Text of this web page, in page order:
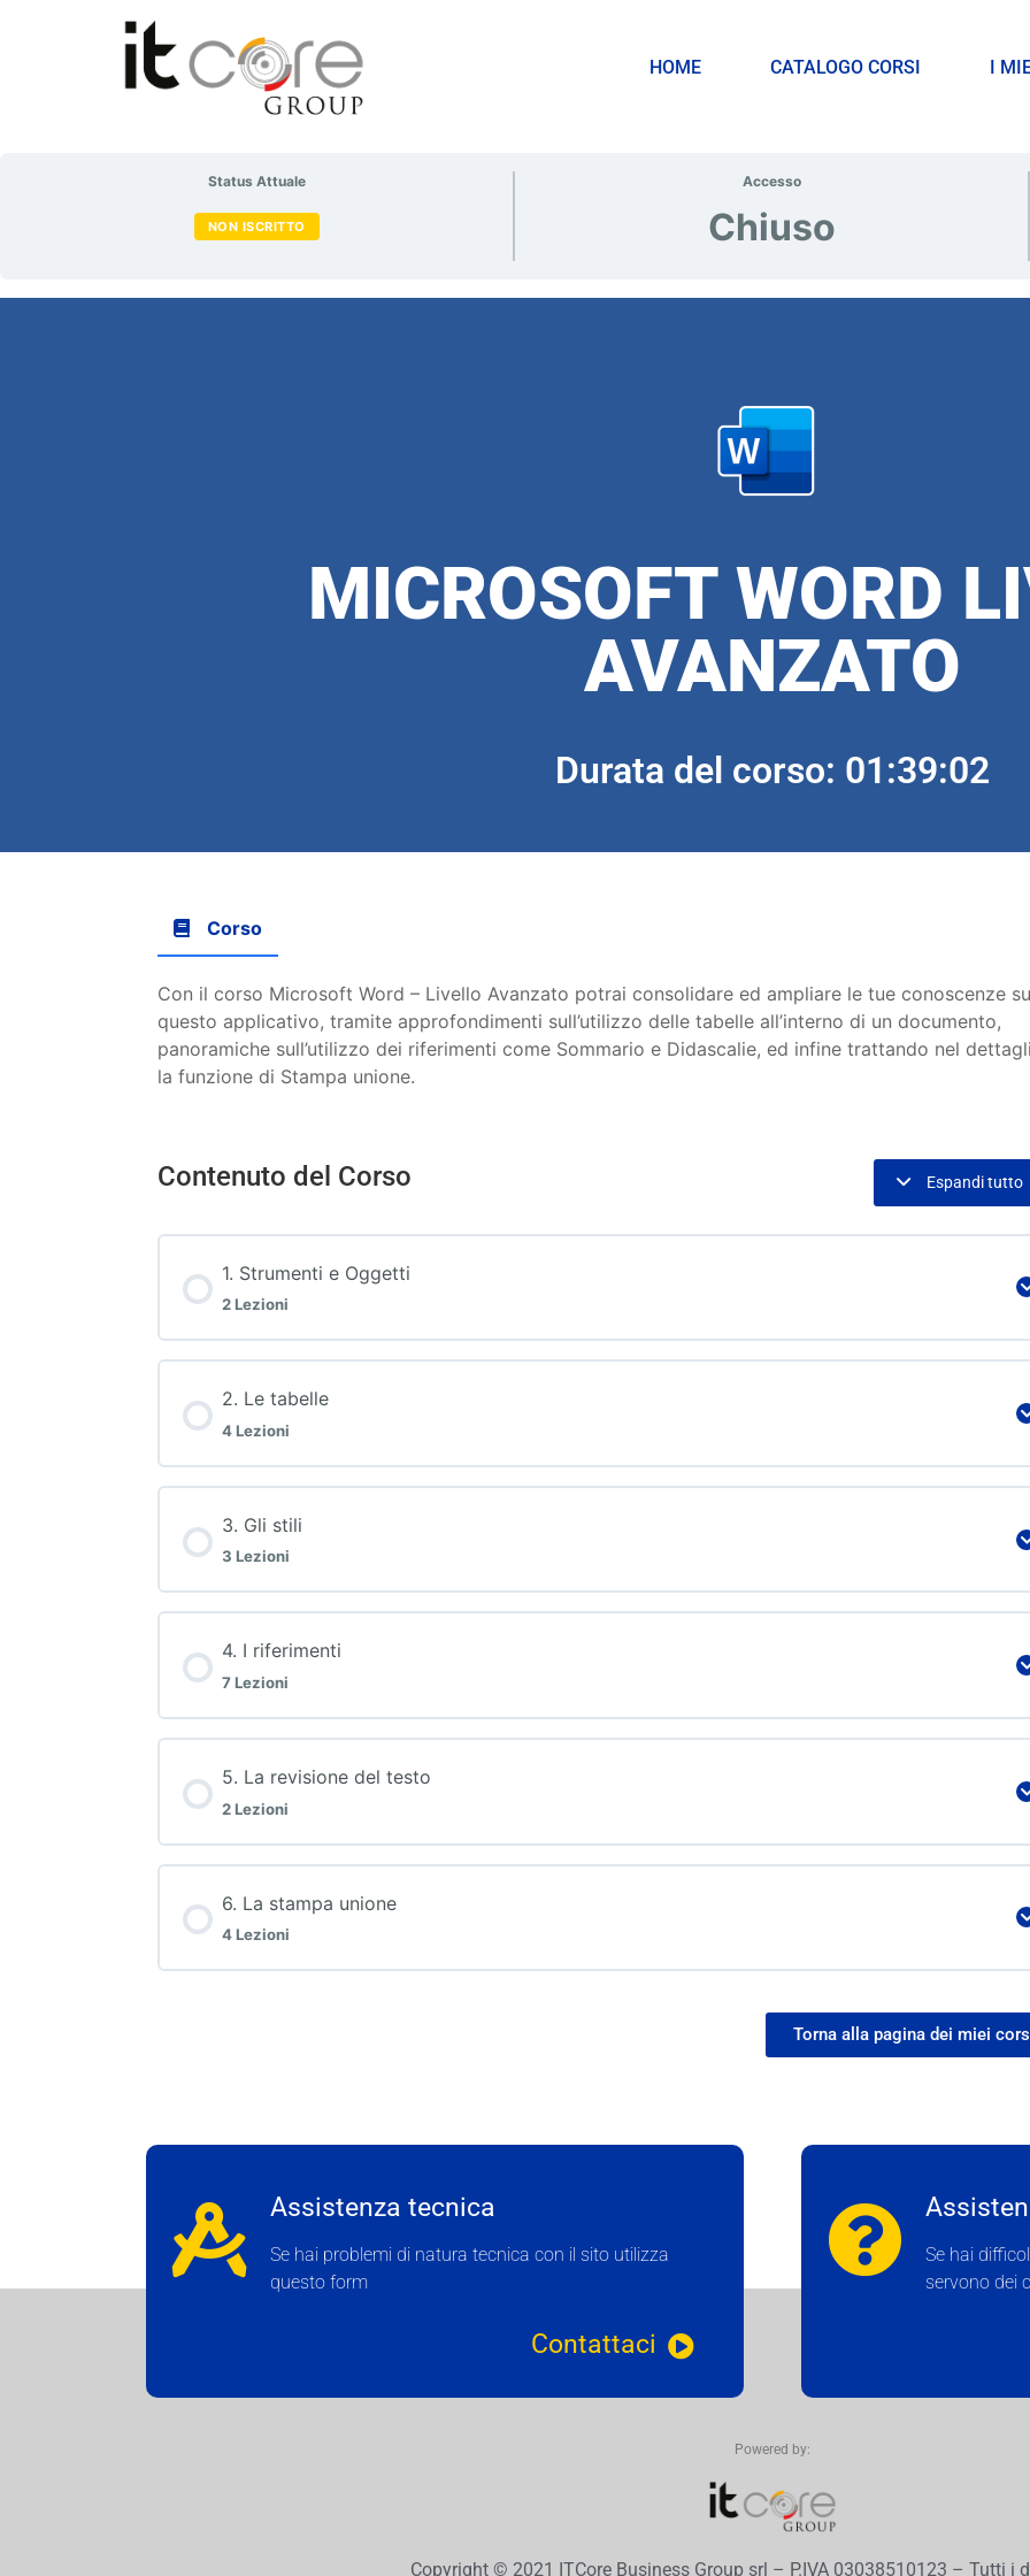
HOME CATALOGO CORSI I
Status Attuale
NON ISCRITTO
Accesso
Chiuso
MICROSOFT WORD
AVANZATO
Durata del corso: 01:39:02
Corso
Con il corso Microsoft Word – Livello Avanzato potrai consolidare ed ampliare le tue conoscenze su
questo applicativo, tramite approfondimenti sull’utilizzo delle tabelle all’interno di un documento,
panoramiche sull’utilizzo dei riferimenti come Sommario e Didascalie, ed infine trattando nel
la funzione di Stampa unione.
Contenuto del Corso Espandi tutto
1. Strumenti e Oggetti
2 Lezioni
2. Le tabelle
4 Lezioni
3. Gli stili
3 Lezioni
4. I riferimenti
7 Lezioni
5. La revisione del testo
2 Lezioni
6. La stampa unione
4 Lezioni
Torna alla pagina dei miei
Assistenza tecnica
Se hai problemi di natura tecnica con il sito utilizza
questo form
Contattaci
Se hai
servono dei
Powered by:
Copyright © 2021 ITCore Business Group srl – P.IVA 03038510123 – Tutti i